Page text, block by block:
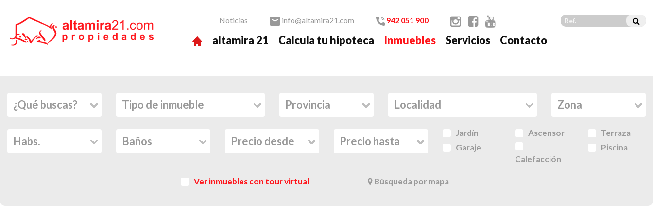
Noticias info@altamira21.com 942 051 900
altamira 21 Calcula tu hipoteca Inmuebles Servicios Contacto
Jardín Ascensor
Terraza
Garaje
Calefacción
Piscina
Ver inmuebles con tour virtual Búsqueda por mapa